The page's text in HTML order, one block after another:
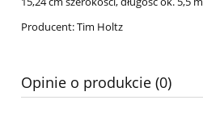
Producent: Tim Holtz
Opinie o produkcie (0)